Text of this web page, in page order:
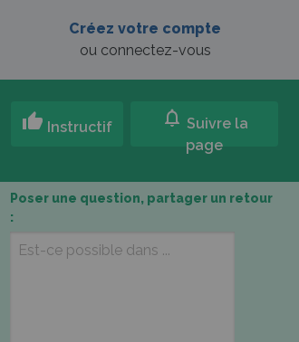
Créez votre compte
ou connectez-vous
thumb_up Instructif notifications Suivre la
page
Poser une question, partager un retour
: